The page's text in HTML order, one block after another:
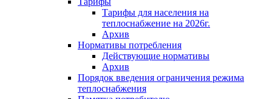
Тарифы для населения на
теплоснабжение на 2026г.
Архив
Нормативы потребления
Действующие нормативы
Архив
Порядок введения ограничения режима
теплоснабжения